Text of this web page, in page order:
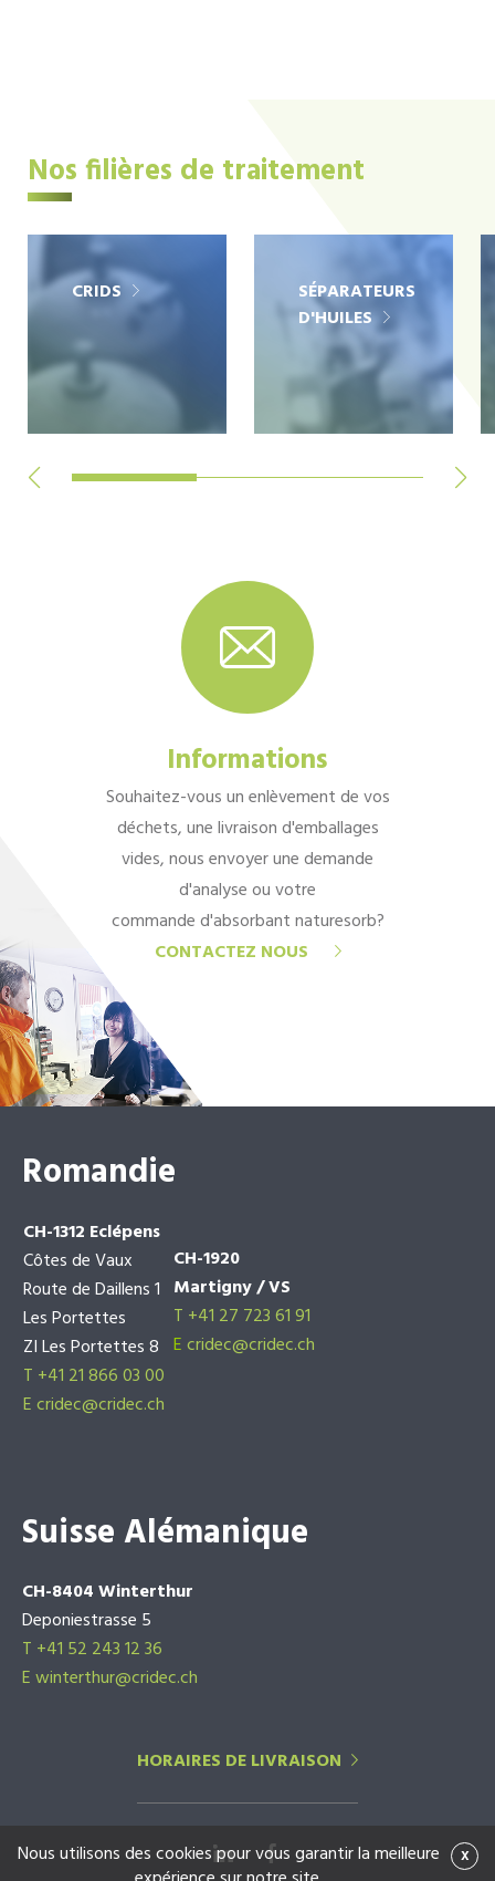
Nos filières de traitement
CRIDS
SÉPARATEURS
D'HUILES
Informations
Souhaitez-vous un enlèvement de vos
déchets, une livraison d'emballages
vides, nous envoyer une demande
d'analyse ou votre
commande d'absorbant naturesorb?
CONTACTEZ NOUS
Romandie
CH-1312 Eclépens
Côtes de Vaux
Route de Daillens 1
Les Portettes
ZI Les Portettes 8
T +41 21 866 03 00
Ecridec@cridec.ch
CH-1920
Martigny / VS
T +41 27 723 61 91
Ecridec@cridec.ch
Suisse Alémanique
CH-8404 Winterthur
Deponiestrasse 5
T +41 52 243 12 36
E winterthur@cridec.ch
HORAIRES DE LIVRAISON
x
Nous utilisons des cookies pour vous garantir la meilleure